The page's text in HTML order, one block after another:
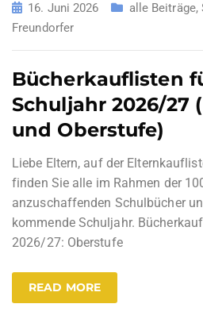
16. Juni 2026 alle Beiträge,
Freundorfer
Bücherkauflisten
Schuljahr 2026/27​
und Oberstufe)
Liebe Eltern, auf der
finden Sie alle im Rahmen der
anzuschaffenden Schulbücher
kommende Schuljahr​.
2026/27: Oberstufe
READ MORE